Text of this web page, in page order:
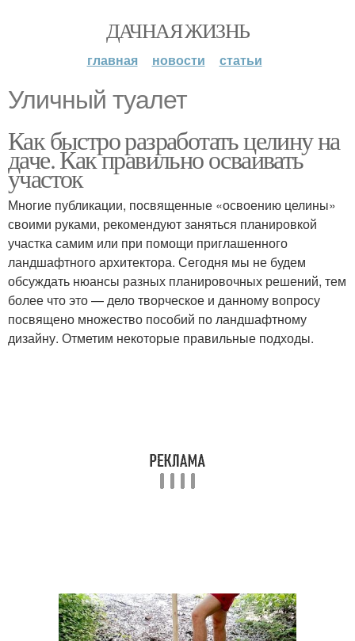
ДАЧНАЯ ЖИЗНЬ
главная новости статьи
Уличный туалет
Как быстро разработать целину на
даче. Как правильно осваивать
участок
Многие публикации, посвященные «освоению целины»
своими руками, рекомендуют заняться планировкой
участка самим или при помощи приглашенного
ландшафтного архитектора. Сегодня мы не будем
обсуждать нюансы разных планировочных решений, тем
более что это — дело творческое и данному вопросу
посвящено множество пособий по ландшафтному
дизайну. Отметим некоторые правильные подходы.